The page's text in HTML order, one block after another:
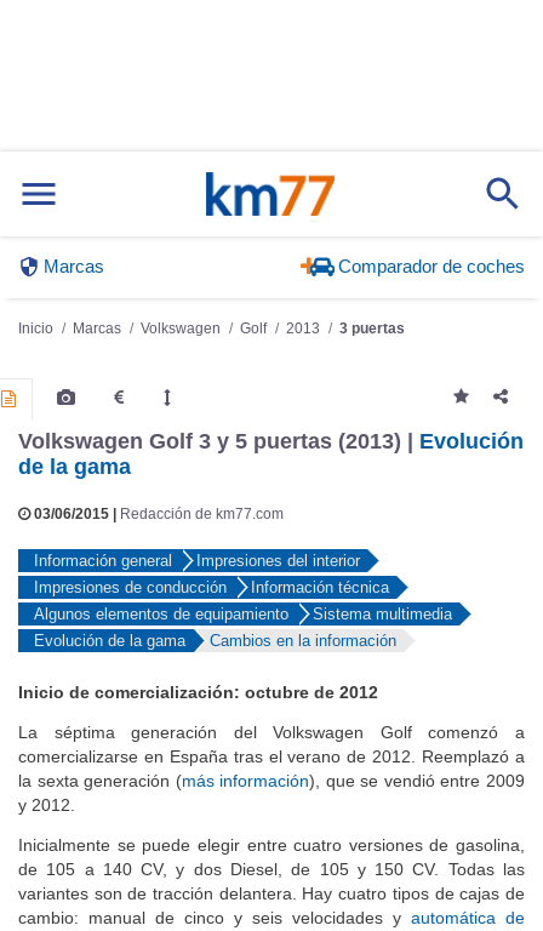
Marcas Comparador de coches
Inicio Marcas Volkswagen Golf 2013 3 puertas
Volkswagen Golf 3 y 5 puertas (2013) | Evolución
de la gama
03/06/2015 | Redacción de km77.com
Información general
Impresiones del interior
Impresiones de conducción
Información técnica
Algunos elementos de equipamiento
Sistema multimedia
Evolución de la gama
Cambios en la información
Inicio de comercialización: octubre de 2012
La séptima generación del Volkswagen Golf comenzó a
comercializarse en España tras el verano de 2012. Reemplazó a
la sexta generación (más información), que se vendió entre 2009
y 2012.
Inicialmente se puede elegir entre cuatro versiones de gasolina,
de 105 a 140 CV, y dos Diesel, de 105 y 150 CV. Todas las
variantes son de tracción delantera. Hay cuatro tipos de cajas de
cambio: manual de cinco y seis velocidades y automática de